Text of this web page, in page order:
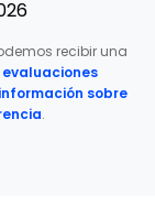
recibir una
sobre
.